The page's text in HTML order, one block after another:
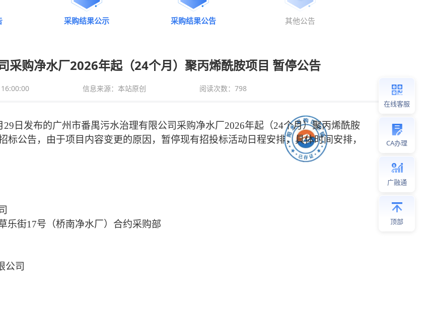
在线客服
CA办理
广融通
顶部
采购结果公示 采购结果公告 其他公告
采购净水厂2026年起（24个月）聚丙烯酰胺项目 暂停公告
信息来源：本站原创 阅读次数： 798
29 日发布的广州市番禺污水治理有限公司采购净水厂 2026年起（24个月）聚丙烯酰胺
标公告，由于项目内容变更的原因，暂停现有招投标活动日程安排，具体时间安排，
乐街17号（桥南净水厂）合约采购部
公司